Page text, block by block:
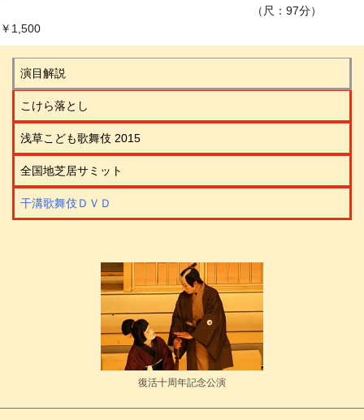
（尺：97分）
￥1,500
演目解説
こけら落とし
浅草こども歌舞伎 2015
全国地芝居サミット
干溝歌舞伎ＤＶＤ
復活十周年記念公演